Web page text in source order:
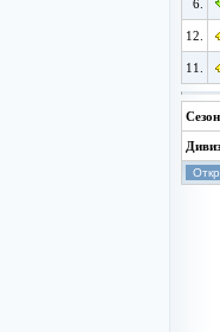
6.
12.
11.
Сезон